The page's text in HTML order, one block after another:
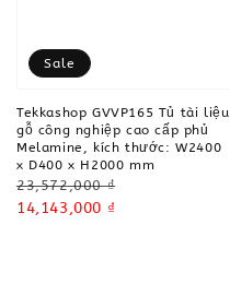
Sale
Tekkashop GVVP165 Tủ tài liệu
gỗ công nghiệp cao cấp phủ
Melamine, kích thước: W2400
x D400 x H2000 mm
Regular
price
23,572,000 ₫
Sale
14,143,000 ₫